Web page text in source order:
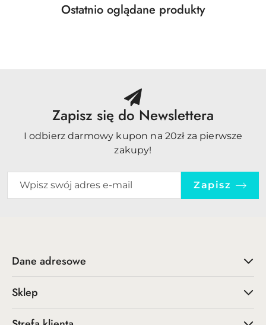
Pomiń karuzelę produktów
Produkty
Ostatnio oglądane produkty
Zapisz się do Newslettera
I odbierz darmowy kupon na 20zł za pierwsze
zakupy!
Zapisz
Dane adresowe
Sklep